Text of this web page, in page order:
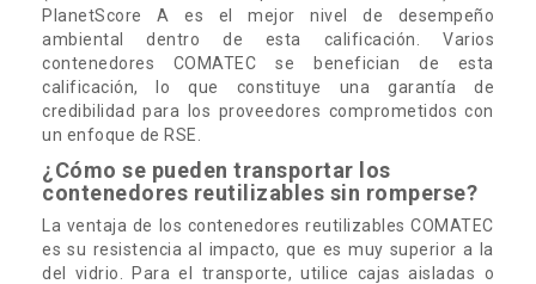
PlanetScore A es el mejor nivel de desempeño
ambiental dentro de esta calificación. Varios
contenedores COMATEC se benefician de esta
calificación, lo que constituye una garantía de
credibilidad para los proveedores comprometidos con
un enfoque de RSE.
¿Cómo se pueden transportar los
contenedores reutilizables sin romperse?
La ventaja de los contenedores reutilizables COMATEC
es su resistencia al impacto, que es muy superior a la
del vidrio. Para el transporte, utilice cajas aisladas o